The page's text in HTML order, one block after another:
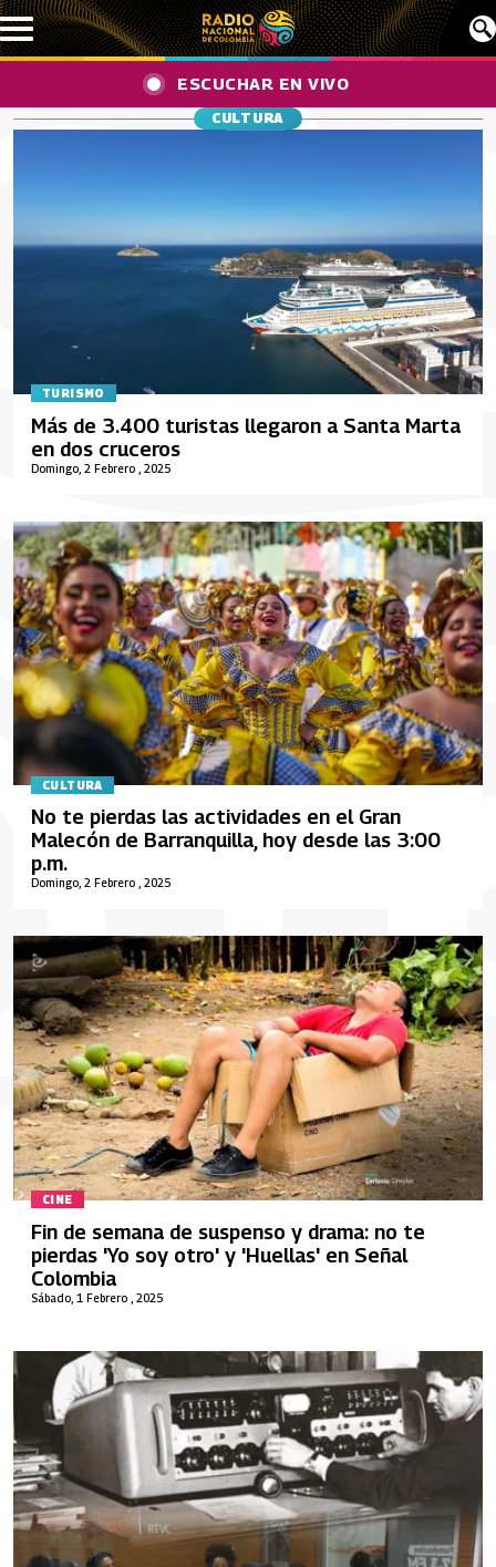
Pasar al contenido principal
ESCUCHAR EN VIVO
CULTURA
TURISMO
Domingo, 2 Febrero , 2025
Más de 3.400 turistas llegaron a Santa Marta
en dos cruceros
CULTURA
Domingo, 2 Febrero , 2025
No te pierdas las actividades en el Gran
Malecón de Barranquilla, hoy desde las 3:00
p.m.
CINE
Sábado, 1 Febrero , 2025
Fin de semana de suspenso y drama: no te
pierdas 'Yo soy otro' y 'Huellas' en Señal
Colombia